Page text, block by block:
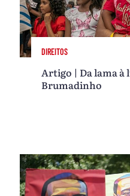
DIREITOS
Artigo | Da lama à
Brumadinho